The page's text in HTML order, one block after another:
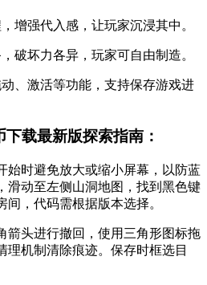
增强代入感，让玩家沉浸其中。
破坏力各异，玩家可自由制造。
、激活等功能，支持保存游戏进
载最新版探索指南：
始时避免放大或缩小屏幕，以防蓝
滑动至左侧山洞地图，找到黑色键
，代码需根据版本选择。
箭头进行撤回，使用三角形图标拖
理机制清除痕迹。保存时框选目